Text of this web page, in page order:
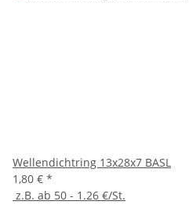
Wellendichtring 13x28x7 BASL
1,80 € *
z.B. ab 50 - 1.26 €/St.